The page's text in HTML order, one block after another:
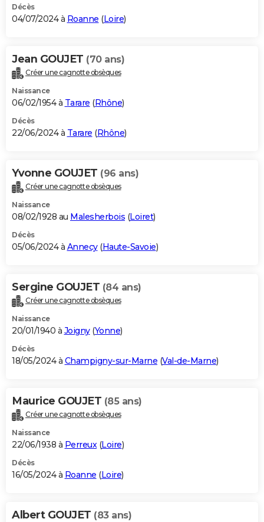
Décès
04/07/2024 à Roanne (Loire)
Jean GOUJET (70 ans)
Créer une cagnotte obsèques
Naissance
06/02/1954 à Tarare (Rhône)
Décès
22/06/2024 à Tarare (Rhône)
Yvonne GOUJET (96 ans)
Créer une cagnotte obsèques
Naissance
08/02/1928 au Malesherbois (Loiret)
Décès
05/06/2024 à Annecy(Haute-Savoie)
Sergine GOUJET (84 ans)
Créer une cagnotte obsèques
Naissance
20/01/1940 à Joigny(Yonne)
Décès
18/05/2024 à Champigny-sur-Marne (Val-de-Marne)
Maurice GOUJET (85 ans)
Créer une cagnotte obsèques
Naissance
22/06/1938 à Perreux(Loire)
Décès
16/05/2024 à Roanne (Loire)
Albert GOUJET (83 ans)